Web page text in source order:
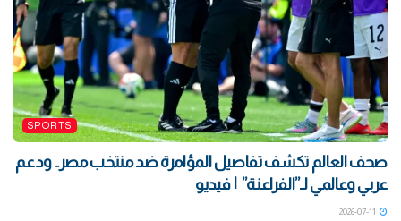
SPORTS
صحف العالم تكشف تفاصيل المؤامرة ضد منتخب مصر.. ودعم
عربي وعالمي لـ”الفراعنة” | فيديو